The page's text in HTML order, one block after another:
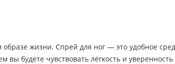
жизни. Спрей для ног — это удобное
будете чувствовать лёгкость и